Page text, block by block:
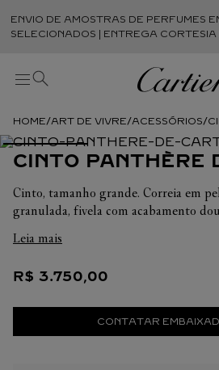
ENVIO DE AMOSTRAS DE PERFUMES
SELECIONADOS | ENTREGA
ART DE VIVRE ACESSÓRIOS
CINTO PANTHÈRE
Cinto, tamanho grande. Correia em
granulada, fivela com acabamento
comprimento.
Leia mais
R$ 3.750,00
CONTATAR